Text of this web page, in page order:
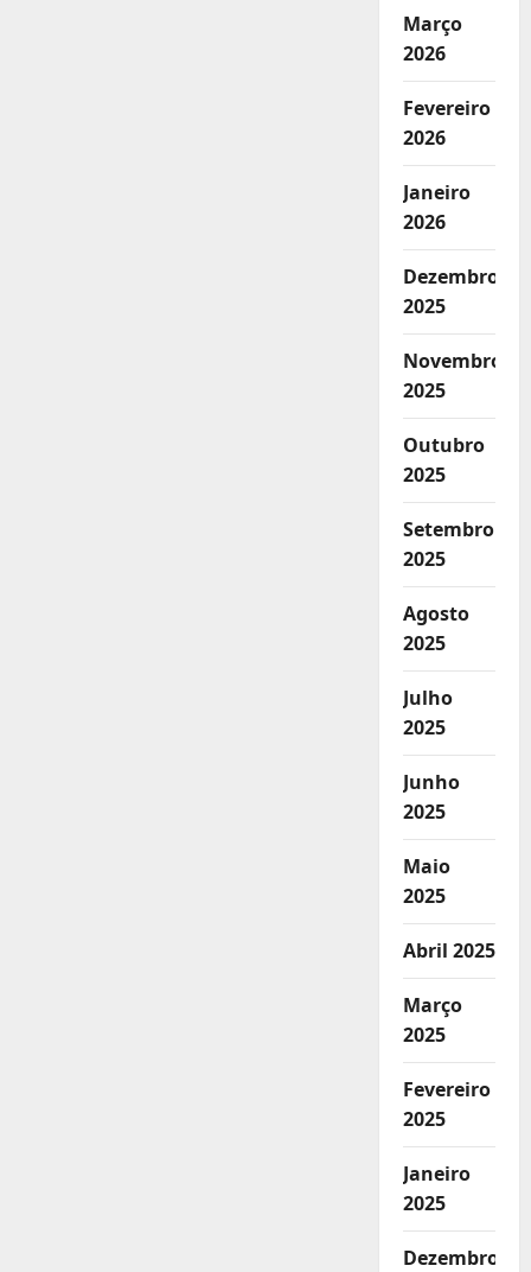
Março
2026
Fevereiro
2026
Janeiro
2026
Dezembro
2025
Novembro
2025
Outubro
2025
Setembro
2025
Agosto
2025
Julho
2025
Junho
2025
Maio
2025
Abril 2025
Março
2025
Fevereiro
2025
Janeiro
2025
Dezembro